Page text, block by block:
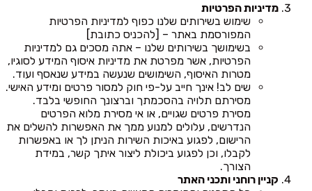
מדיניות הפרטיות
שימוש בשירותים שלנו כפוף למדיניות הפרטיות
המפורסמת באתר – [להכניס כתובת]
בשימושך בשירותים שלנו – אתה מסכים גם למדיניות
הפרטיות, אשר מפרטת את מדיניות איסוף המידע לסוגיו,
מטרות האיסוף, השימושים שנעשה במידע שנאסף ועוד.
שים לב! אינך חייב על-פי חוק למסור פרטים ומידע האישי.
מסירתם תלויה בהסכמתך וברצונך החופשי בלבד.
מסירת פרטים שגויים, או אי מסירת מלוא הפרטים
הנדרשים, עלולים למנוע ממך את האפשרות להשלים את
הרישום, לפגוע באיכות השירות הניתן לך או באפשרות
לקבלו, וכן לפגוע ביכולת ליצור איתך קשר, במידת
הצורך.
קניין רוחני ותכני האתר